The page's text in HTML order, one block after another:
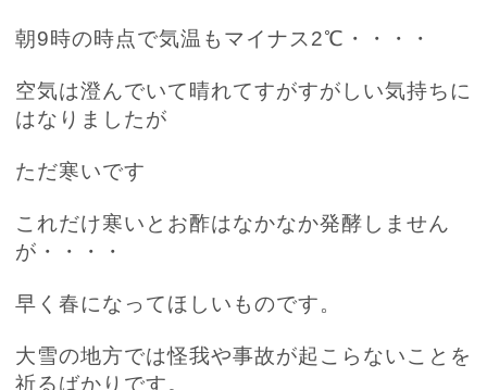
朝9時の時点で気温もマイナス2℃・・・・
空気は澄んでいて晴れてすがすがしい気持ちに
はなりましたが
ただ寒いです
これだけ寒いとお酢はなかなか発酵しません
が・・・・
早く春になってほしいものです。
大雪の地方では怪我や事故が起こらないことを
祈るばかりです。